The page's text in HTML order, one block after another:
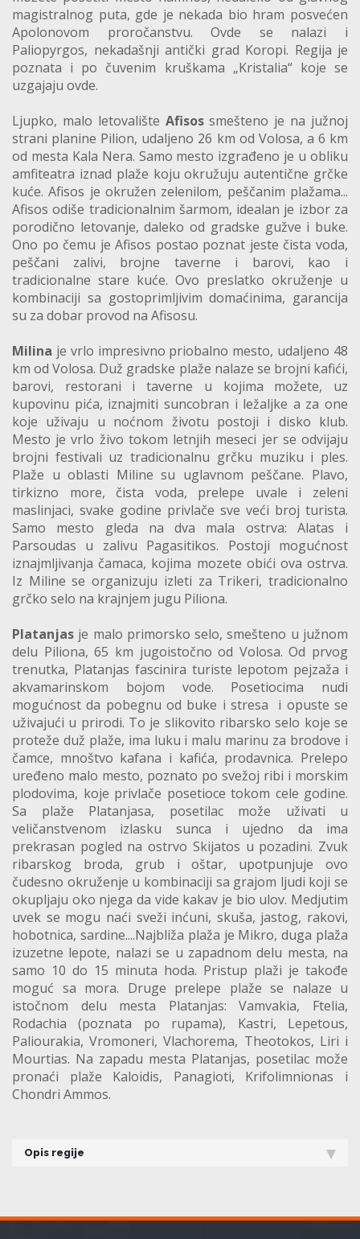
magistralnog puta, gde je nekada bio hram posvećen
Apolonovom proročanstvu. Ovde se nalazi i
Paliopyrgos, nekadašnji antički grad Koropi. Regija je
poznata i po čuvenim kruškama „Kristalia“ koje se
uzgajaju ovde.
Ljupko, malo letovalište Afisossmešteno je na južnoj
strani planine Pilion, udaljeno 26 km od Volosa, a 6 km
od mesta Kala Nera. Samo mesto izgrađeno je u obliku
amfiteatra iznad plaže koju okružuju autentične grčke
kuće. Afisos je okružen zelenilom, peščanim plažama...
Afisos odiše tradicionalnim šarmom, idealan je izbor za
porodično letovanje, daleko od gradske gužve i buke.
Ono po čemu je Afisos postao poznat jeste čista voda,
peščani zalivi, brojne taverne i barovi, kao i
tradicionalne stare kuće. Ovo preslatko okruženje u
kombinaciji sa gostoprimljivim domaćinima, garancija
su za dobar provod na Afisosu.
Milina je vrlo impresivno priobalno mesto, udaljeno 48
km od Volosa. Duž gradske plaže nalaze se brojni kafići,
barovi, restorani i taverne u kojima možete, uz
kupovinu pića, iznajmiti suncobran i ležaljke a za one
koje uživaju u noćnom životu postoji i disko klub.
Mesto je vrlo živo tokom letnjih meseci jer se odvijaju
brojni festivali uz tradicionalnu grčku muziku i ples.
Plaže u oblasti Miline su uglavnom peščane. Plavo,
tirkizno more, čista voda, prelepe uvale i zeleni
maslinjaci, svake godine privlače sve veći broj turista.
Samo mesto gleda na dva mala ostrva: Alatas i
Parsoudas u zalivu Pagasitikos. Postoji mogućnost
iznajmljivanja čamaca, kojima mozete obići ova ostrva.
Iz Miline se organizuju izleti za Trikeri, tradicionalno
grčko selo na krajnjem jugu Piliona.
Platanjas je malo primorsko selo, smešteno u južnom
delu Piliona, 65 km jugoistočno od Volosa. Od prvog
trenutka, Platanjas fascinira turiste lepotom pejzaža i
akvamarinskom bojom vode. Posetiocima nudi
mogućnost da pobegnu od buke i stresa i opuste se
uživajući u prirodi. To je slikovito ribarsko selo koje se
proteže duž plaže, ima luku i malu marinu za brodove i
čamce, mnoštvo kafana i kafića, prodavnica. Prelepo
uređeno malo mesto, poznato po svežoj ribi i morskim
plodovima, koje privlače posetioce tokom cele godine.
Sa plaže Platanjasa, posetilac može uživati u
veličanstvenom izlasku sunca i ujedno da ima
prekrasan pogled na ostrvo Skijatos u pozadini. Zvuk
ribarskog broda, grub i oštar, upotpunjuje ovo
čudesno okruženje u kombinaciji sa grajom ljudi koji se
okupljaju oko njega da vide kakav je bio ulov. Medjutim
uvek se mogu naći sveži inćuni, skuša, jastog, rakovi,
hobotnica, sardine....Najbliža plaža je Mikro, duga plaža
izuzetne lepote, nalazi se u zapadnom delu mesta, na
samo 10 do 15 minuta hoda. Pristup plaži je takođe
moguć sa mora. Druge prelepe plaže se nalaze u
istočnom delu mesta Platanjas: Vamvakia, Ftelia,
Rodachia (poznata po rupama), Kastri, Lepetous,
Paliourakia, Vromoneri, Vlachorema, Theotokos, Liri i
Mourtias. Na zapadu mesta Platanjas, posetilac može
pronaći plaže Kaloidis, Panagioti, Krifolimnionas i
Chondri Ammos.
Opis regije